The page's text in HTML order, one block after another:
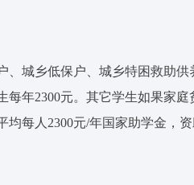
、城乡低保户、城乡特困救助
年2300元。其它学生如果家
每人2300元/年国家助学金，